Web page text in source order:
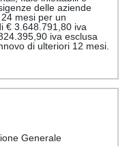
delle aziende
mesi per un
€ 3.648.791,80 iva
iva esclusa
di ulteriori 12 mesi.
Generale